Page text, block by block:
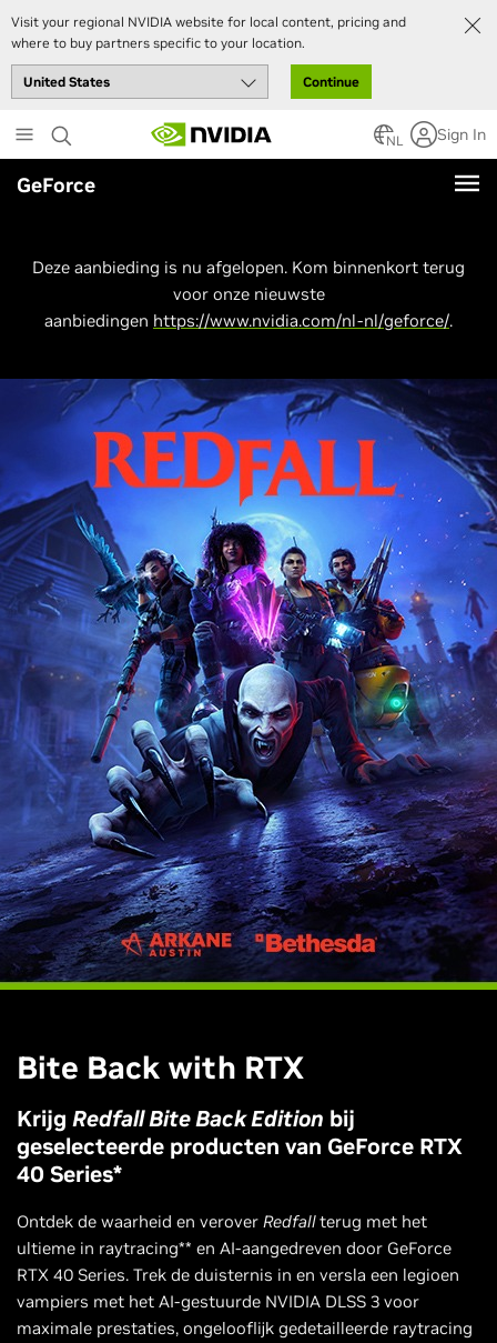
Visit your regional NVIDIA website for local content, pricing and
where to buy partners specific to your location.
Continue
to
main
content
NL Sign In
GeForce
Deze aanbieding is nu afgelopen. Kom binnenkort terug
voor onze nieuwste
aanbiedingen https://www.nvidia.com/nl-nl/geforce/.
Bite Back with RTX
Krijg Redfall Bite Back Edition bij
geselecteerde producten van GeForce RTX
40 Series*
Ontdek de waarheid en verover Redfallterug met het
ultieme in raytracing** en AI-aangedreven door GeForce
RTX 40 Series. Trek de duisternis in en versla een legioen
vampiers met het AI-gestuurde NVIDIA DLSS 3 voor
maximale prestaties, ongelooflijk gedetailleerde raytracing